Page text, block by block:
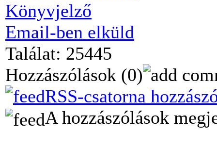
Könyvjelző
Email-ben elküld
Találat: 25445
Hozzászólások (0)
RSS-csatorna
A hozzászólások